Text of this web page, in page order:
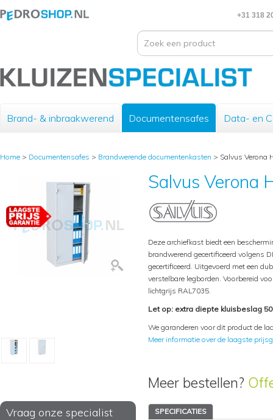
+31 318
Brand- & inbraakwerend Documentensafes Data- en
Home > Documentensafes > Brandwerende documentenkasten > Salvus Verona
Vraag onze specialist
Salvus Verona
Deze archiefkast biedt een
brandwerend gecertificeerd volgens
gecertificeerd. Uitgevoerd met een
verstelbare legborden. Voorbereid
lichtgrijs RAL7035.
Let op: extra diepte kluisbeslag
We garanderen voor dit product de
Meer informatie over de laagste
Meer bestellen?
SPECIFICATIES